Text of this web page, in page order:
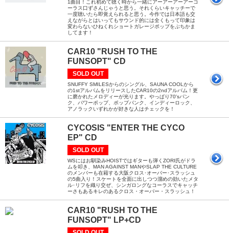
1曲目！これ初めて聴く時から一緒にアーアーアーアーコ
ーラス口ずさんじゃうと思う。それくらいキャッチーで
一度聴いたら即覚えられると思う。今作では日本語も交
えながらとはいってもサウンド的には全くもって印象は
変わらないひねくれショートガレージポップをぶちかま
してます！
CAR10 "RUSH TO THE
FUNSOPT" CD
SOLD OUT
SNUFFY SMILESからのシングル、SAUNA COOLから
の1stアルバムをリリースしたCAR10の2ndアルバム！更
に磨かれたメロディーが光ります。やっぱり70'sパン
ク、パワーポップ、ポップパンク、インディーロック、
アノラックいずれかが好きな人はチェックを！
CYCOSIS "ENTER THE CYCO
EP" CD
SOLD OUT
WSにはお馴染みHOISTではギターも弾くZORI氏がドラ
ムを叩き、MAN AGAINST MANやSLAP THE CULTURE
のメンバーも在籍する大阪クロス･オーバー･スラッシュ
の5曲入り！スケートを全面に出しつつ溜めの効いたメタ
ル･リフを織り交ぜ、シンガロングなコーラスでキャッチ
ーさもあるキレのあるクロス・オーバー・スラッシュ！
CAR10 "RUSH TO THE
FUNSOPT" LP+CD